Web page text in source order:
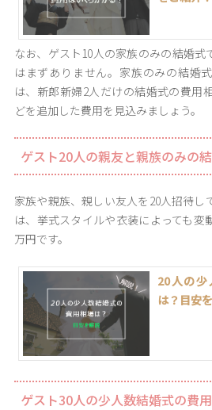
なお、ゲスト10人の家族のみの結婚式
はまずありません。家族のみの結婚
は、新郎新婦2人だけの結婚式の費用
どを追加した費用を見込みましょう。
ゲスト20人の親友と親族のみの
家族や親族、親しい友人を20人招待し
は、挙式スタイルや衣装によっても変
万円です。
20人の
は？目安
ゲスト30人の少人数結婚式の費